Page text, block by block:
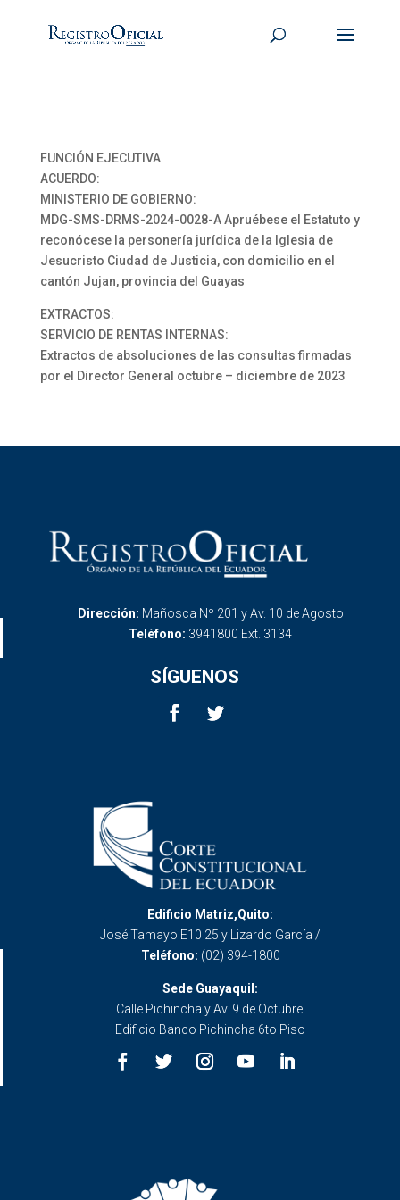
FUNCIÓN EJECUTIVA
ACUERDO:
MINISTERIO DE GOBIERNO:
MDG-SMS-DRMS-2024-0028-A Apruébese el Estatuto y
reconócese la personería jurídica de la Iglesia de
Jesucristo Ciudad de Justicia, con domicilio en el
cantón Jujan, provincia del Guayas
EXTRACTOS:
SERVICIO DE RENTAS INTERNAS:
Extractos de absoluciones de las consultas firmadas
por el Director General octubre – diciembre de 2023
Dirección: Mañosca Nº 201 y Av. 10 de Agosto
Teléfono: 3941800 Ext. 3134
SÍGUENOS
Edificio Matriz,Quito:
José Tamayo E10 25 y Lizardo García /
Teléfono: (02) 394-1800
Sede Guayaquil:
Calle Pichincha y Av. 9 de Octubre.
Edificio Banco Pichincha 6to Piso